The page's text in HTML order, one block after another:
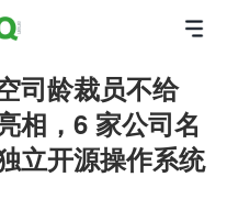
司龄裁员不给
相，6 家公司名
立开源操作系统